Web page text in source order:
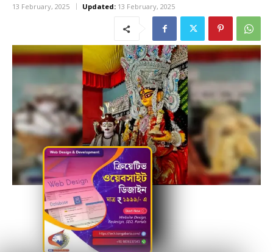
13 February, 2025 Updated: 13 February, 2025